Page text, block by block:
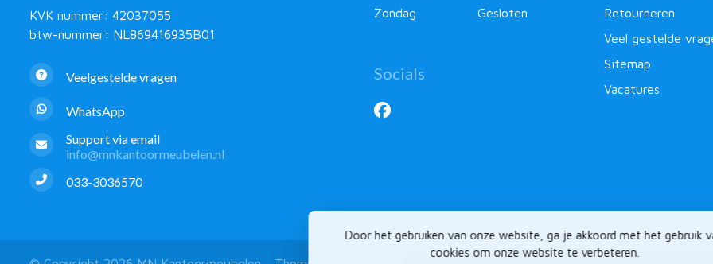
Door het gebruiken van onze website, ga je akkoord met het gebruik
cookies om onze website te verbeteren.
KVK nummer: 42037055
btw-nummer: NL869416935B01
Veelgestelde vragen
WhatsApp
Support via email
info@mnkantoormeubelen.nl
033-3036570
Zondag
Gesloten
Socials
Retourneren
Veel gestelde
Sitemap
Vacatures